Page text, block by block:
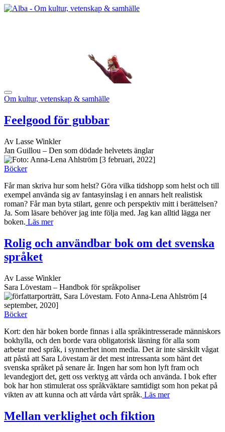
Om kultur, vetenskap & samhälle
Feelgood för gubbar
Av Lasse Winkler
Jan Guillou – Den som dödade helvetets änglar
[3 februari, 2022]
Böcker
Får man skriva hur som helst? Göra vilka tidshopp som helst och till
exempel använda sig av fantasyinslag i en annars helt realistisk
roman? Får man byta stilart, genre och perspektiv mitt i berättelsen?
Ja. Som läsare behöver jag inte följa med. Jag kan alltid lägga ner
boken. Läs mer
Rolig och användbar bok om det svenska
språket
Av Lasse Winkler
Sara Lövestam – Handbok för språkpoliser
[4
september, 2020]
Böcker
Kort: den här boken borde finnas i alla språkintresserade människors
bokhylla, och den borde vara obligatorisk läsning för alla som
arbetar med språk, i synnerhet inom media. Det är inte särskilt vågat
att påstå att Sara Lövestam är det mest intressanta som hänt det
svenska språket på senare år. Ingen har som hon lyft fram och
levandegjort det, gett oss verktyg att vårda och använda. I bok efter
bok har hon stimulerat oss språkväktare samtidigt som hon pekat på
vikten av att kunna och att vårda vårt språk. Läs mer
Mellan verklighet och fiktion